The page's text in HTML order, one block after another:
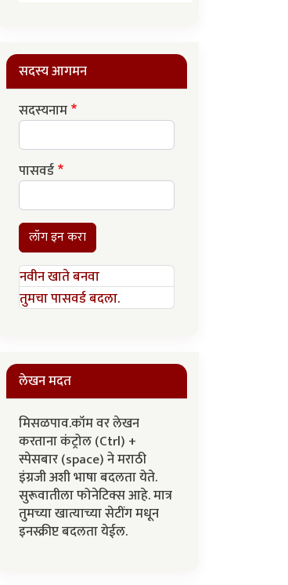
सदस्य आगमन
सदस्यनाम
पासवर्ड
लॉग इन करा
नवीन खाते बनवा
तुमचा पासवर्ड बदला.
लेखन मदत
मिसळपाव.कॉम वर लेखन
करताना कंट्रोल (Ctrl) +
स्पेसबार (space) ने मराठी
इंग्रजी अशी भाषा बदलता येते.
सुरूवातीला फोनेटिक्स आहे. मात्र
तुमच्या खात्याच्या सेटींग मधून
इनस्क्रीप्ट बदलता येईल.